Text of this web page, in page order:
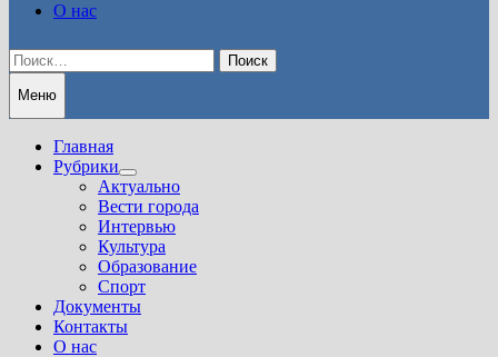
О нас
Найти:
Меню
Главная
Рубрики
Показать
подменю
Актуально
Вести города
Интервью
Культура
Образование
Спорт
Документы
Контакты
О нас